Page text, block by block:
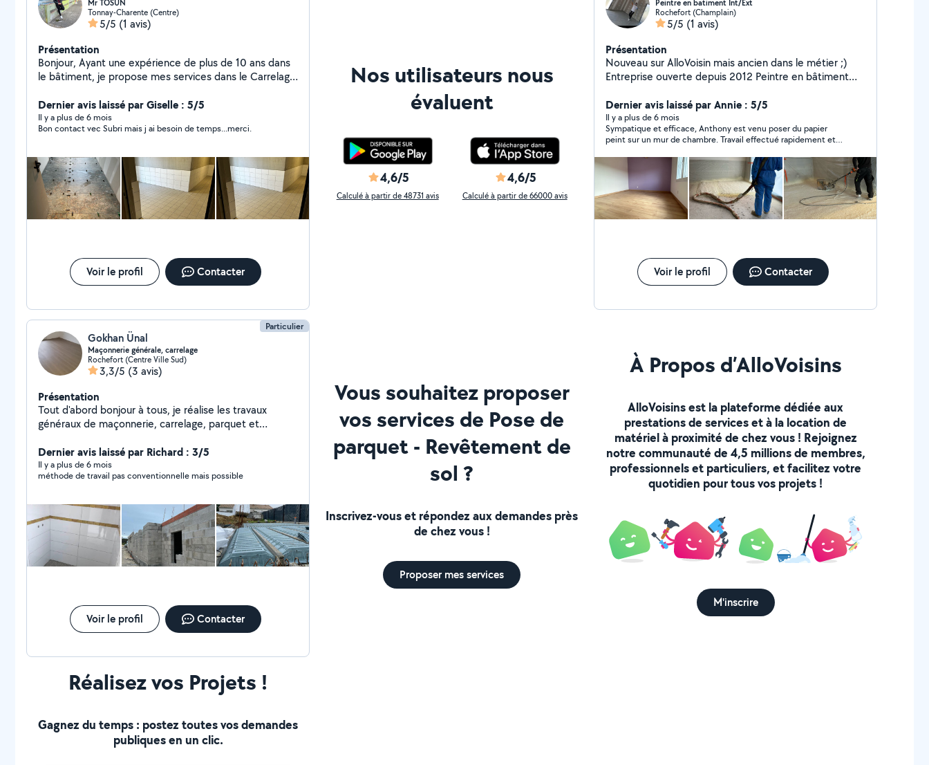
Mr TOSUN
Tonnay-Charente (Centre)
5/5 (1 avis)
Présentation
Bonjour, Ayant une expérience de plus de 10 ans dans
le bâtiment, je propose mes services dans le Carrelage
N'hésitez pas à me contacter pour plus de
Dernier avis laissé par Giselle : 5/5
Il y a plus de 6 mois
Bon contact vec Subri mais j ai besoin de temps...merci.
Voir le profil Contacter
Nos utilisateurs nous
évaluent
4,6/5
Calculé à partir de 48731 avis
4,6/5
Calculé à partir de 66000 avis
Peintre en batiment Int/Ext
Rochefort (Champlain)
5/5 (1 avis)
Présentation
Nouveau sur AlloVoisin mais ancien dans le métier ;)
Entreprise ouverte depuis 2012 Peintre en bâtiment
embellissement , Intérieur et Extérieur Peinture , papier
peint et revêtement muraux , revêtement de sols
parquet flottant , lino , pvc , moquettes . Nettoyages
des toitures et façades , hydrofuges , Ravalement
peintures des façades etc * isolation des sols maison
neuve et rénovation en mousse polyuréthane projeter ,
poncee et bâcher prêt à posé la chape liquide . (
remplace la pose de plaque de TMS)
Dernier avis laissé par Annie : 5/5
Il y a plus de 6 mois
Sympatique et efficace, Anthony est venu poser du papier
peint sur un mur de chambre. Travail effectué rapidement et
hésiter.
Voir le profil Contacter
Particulier
Gokhan Ünal
Maçonnerie générale, carrelage
Rochefort (Centre Ville Sud)
3,3/5 (3 avis)
Présentation
Tout d'abord bonjour à tous, je réalise les travaux
généraux de maçonnerie, carrelage, parquet et
vos choix.
Dernier avis laissé par Richard : 3/5
Il y a plus de 6 mois
méthode de travail pas conventionnelle mais possible
Voir le profil Contacter
Vous souhaitez proposer
vos services de Pose de
parquet - Revêtement de
sol ?
Inscrivez-vous et répondez aux demandes près
de chez vous !
Proposer mes services
À Propos d’AlloVoisins
AlloVoisins est la plateforme dédiée aux
prestations de services et à la location de
matériel à proximité de chez vous ! Rejoignez
notre communauté de 4,5 millions de membres,
professionnels et particuliers, et facilitez votre
quotidien pour tous vos projets !
M'inscrire
Réalisez vos Projets !
Gagnez du temps : postez toutes vos demandes
publiques en un clic.